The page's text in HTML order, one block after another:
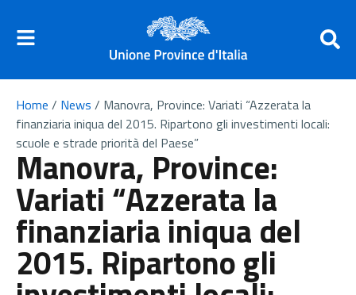
Home / News / Manovra, Province: Variati “Azzerata la
finanziaria iniqua del 2015. Ripartono gli investimenti locali:
scuole e strade priorità del Paese”
Manovra, Province:
Variati “Azzerata la
finanziaria iniqua del
2015. Ripartono gli